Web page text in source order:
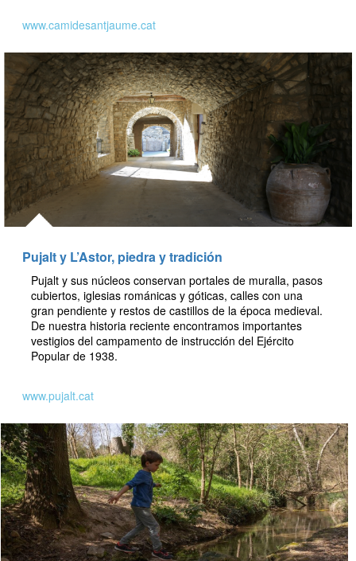
www.camidesantjaume.cat
Pujalt y L’Astor, piedra y tradición
Pujalt y sus núcleos conservan portales de muralla, pasos
cubiertos, iglesias románicas y góticas, calles con una
gran pendiente y restos de castillos de la época medieval.
De nuestra historia reciente encontramos importantes
vestigios del campamento de instrucción del Ejército
Popular de 1938.
www.pujalt.cat